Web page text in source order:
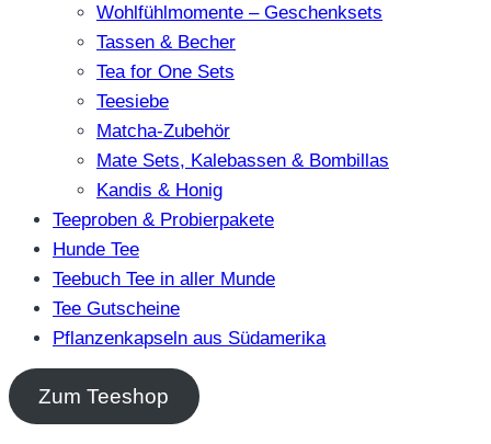
Wohlfühlmomente – Geschenksets
Tassen & Becher
Tea for One Sets
Teesiebe
Matcha-Zubehör
Mate Sets, Kalebassen & Bombillas
Kandis & Honig
Teeproben & Probierpakete
Hunde Tee
Teebuch Tee in aller Munde
Tee Gutscheine
Pflanzenkapseln aus Südamerika
Zum Teeshop